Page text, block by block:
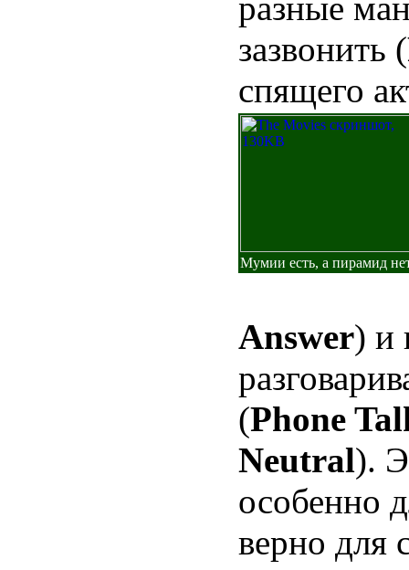
разные
зазвонить (
спящего
Мумии есть, а пирамид
Answer) и
(Phone
Neutral).
особенно
верно для